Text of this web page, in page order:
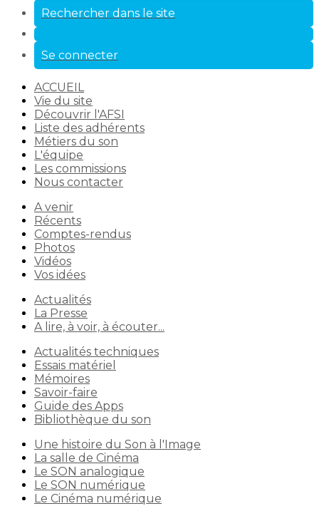
Rechercher dans le site
Se connecter
ACCUEIL
Vie du site
Découvrir l'AFSI
Liste des adhérents
Métiers du son
L'équipe
Les commissions
Nous contacter
A venir
Récents
Comptes-rendus
Photos
Vidéos
Vos idées
Actualités
La Presse
A lire, à voir, à écouter...
Actualités techniques
Essais matériel
Mémoires
Savoir-faire
Guide des Apps
Bibliothèque du son
Une histoire du Son à l'Image
La salle de Cinéma
Le SON analogique
Le SON numérique
Le Cinéma numérique